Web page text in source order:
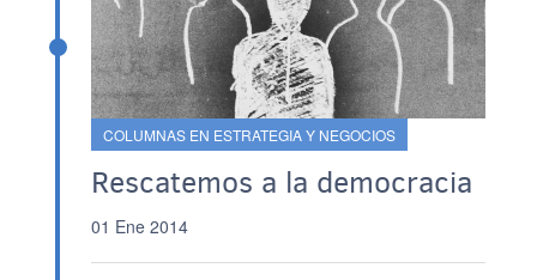
COLUMNAS EN ESTRATEGIA Y NEGOCIOS
Rescatemos a la democracia
01 Ene 2014